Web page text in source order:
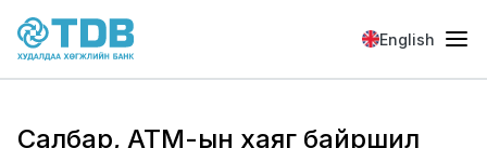
Skip to main content
English
Салбар, АТМ-ын хаяг байршил